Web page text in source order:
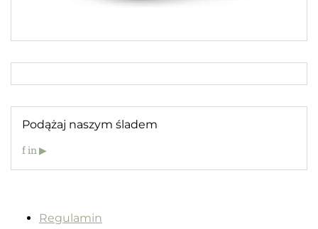
Podążaj naszym śladem
fin▶
Regulamin